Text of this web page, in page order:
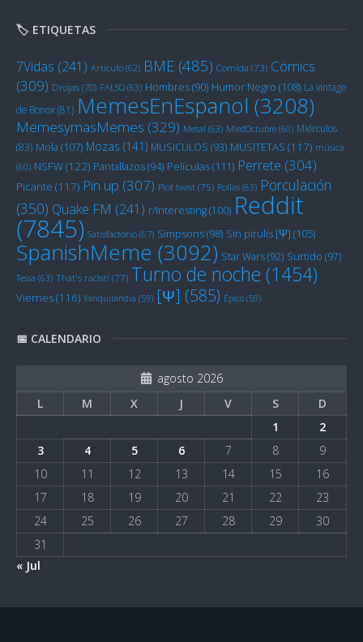
🏷️ ETIQUETAS
7Vidas (241) Artículo (62) BME (485) Comida (73) Cómics
(309) Drojas (70) FALSO (63) Hombres(90) Humor Negro (108) La vintage
de Bonox(81) MemesEnEspanol (3208)
MemesymasMemes (329) Metal (63) MiedOctubre (60) Miérculos
(83) Mola (107) Mozas (141) MUSICULOS (93) MUSITETAS (117) música
(60) NSFW(122) Pantallazos(94) Películas(111) Perrete (304)
Picante (117) Pin up (307) Plot twist (75) Pollas (63) Porculación
(350) Quake FM (241) r/Interesting(100) Reddit
(7845) Satisfactorio (67) Simpsons(98) Sin pirulís [Ψ] (105)
SpanishMeme (3092) Star Wars(92) Surtido (97)
Tessa (63) That's racist! (77) Turno de noche (1454)
Viernes(116) Yanquilandia (59) [Ψ] (585) Épico (59)
📅 CALENDARIO
agosto 2026
L
M X J V S
D
1
2
3
4 5 6 7 8
9
10
11 12 13 14 15
16
17
18 19 20 21 22
23
24
25 26 27 28 29
30
31
« Jul